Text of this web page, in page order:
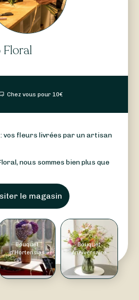
Chez vous pour10€
vos fleurs livrées par un artisan
nous sommes bien plus que
le magasin
Bouquet
d'Hortensias
Bouquet
Anniversaire